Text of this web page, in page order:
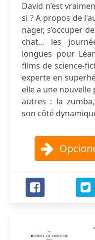
David n’est
si ? A propos de
nager, s’occuper
chat... les
longues pour
films de science-
experte en
elle a une nouvelle
autres : la
son côté